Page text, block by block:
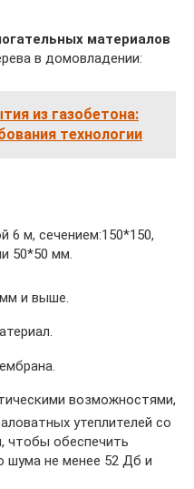
материалов
в домовладении:
из газобетона:
технологии
6 м, сечением:150*150,
50*50 мм.
и выше.
возможностями,
утеплителей со
чтобы обеспечить
шума не менее 52 Дб и